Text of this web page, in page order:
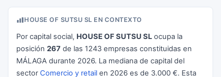
HOUSE OF SUTSU SL EN CONTEXTO
Por capital social, HOUSE OF SUTSU SL ocupa la
posición 267 de las 1243 empresas constituidas en
MÁLAGA durante 2026. La mediana de capital del
sector Comercio y retail en 2026 es de 3.000 €. Esta